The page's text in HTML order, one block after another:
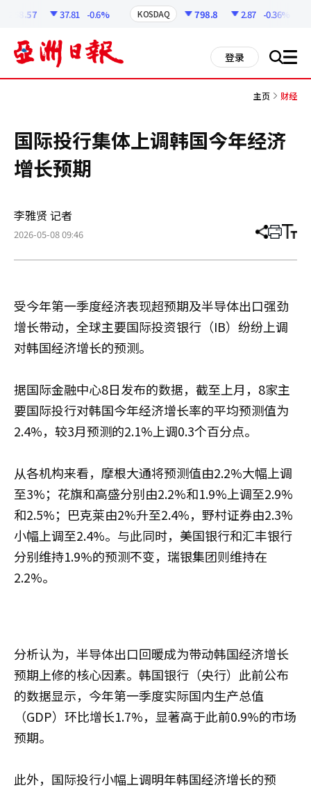
37.81 -0.6% KOSDAQ 798.8 2.87 -0.36%
登录 搜 all
主页 财经
国际投行集体上调韩国今年经济
增长预期
李雅贤 记者
2026-05-08 09:46 分
章
打 调
小
受今年第一季度经济表现超预期及半导体出口强劲
增长带动，全球主要国际投资银行（IB）纷纷上调
对韩国经济增长的预测。
据国际金融中心8日发布的数据，截至上月，8家主
要国际投行对韩国今年经济增长率的平均预测值为
2.4%，较3月预测的2.1%上调0.3个百分点。
从各机构来看，摩根大通将预测值由2.2%大幅上调
至3%；花旗和高盛分别由2.2%和1.9%上调至2.9%
和2.5%；巴克莱由2%升至2.4%，野村证券由2.3%
小幅上调至2.4%。与此同时，美国银行和汇丰银行
分别维持1.9%的预测不变，瑞银集团则维持在
2.2%。
分析认为，半导体出口回暖成为带动韩国经济增长
预期上修的核心因素。韩国银行（央行）此前公布
的数据显示，今年第一季度实际国内生产总值
（GDP）环比增长1.7%，显著高于此前0.9%的市场
预期。
此外，国际投行小幅上调明年韩国经济增长的预